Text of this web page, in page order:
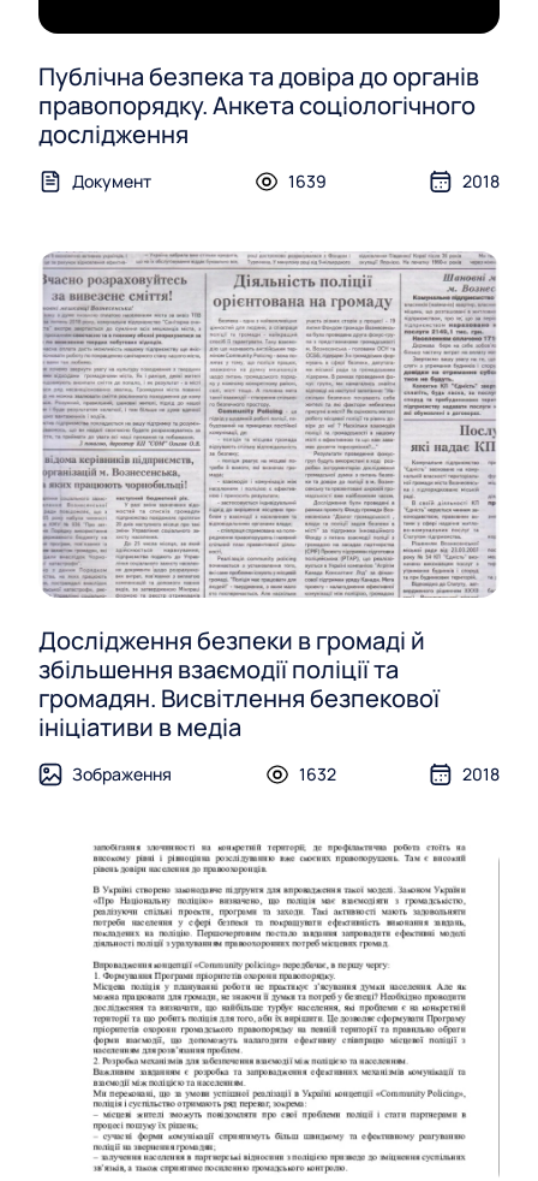
Публічна безпека та довіра до органів
правопорядку. Анкета соціологічного
дослідження
Документ 1639 2018
Дослідження безпеки в громаді й
збільшення взаємодії поліції та
громадян. Висвітлення безпекової
ініціативи в медіа
Зображення 1632 2018